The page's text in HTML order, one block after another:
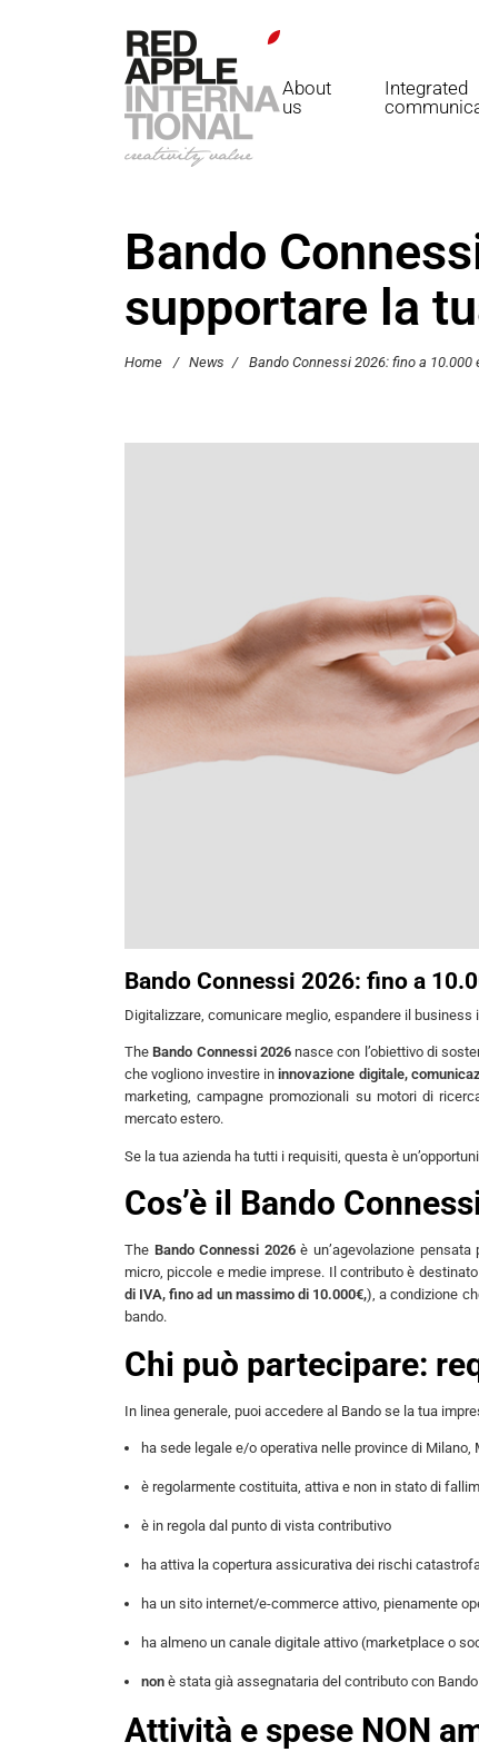
About
us
Integrated
Bando
supportare la
Home / News / Bando Connessi 2026: fino a
Bando Connessi 2026: fino a
Digitalizzare, comunicare meglio, espandere il
TheBando Connessi 2026nasce con l’obiettivo di
che vogliono investire ininnovazione digitale,
marketing, campagne promozionali su motori di
mercato estero.
Se la tua azienda ha tutti i requisiti, questa è
Cos’è il Bando
The Bando Connessi 2026è un’agevolazione
micro, piccole e medie imprese. Il contributo è
di IVA, fino ad un massimo di 10.000€,), a condizione
bando.
Chi può partecipare:
In linea generale, puoi accedere al Bando se la tua
ha sede legale e/o operativa nelle province di Milano,
è regolarmente costituita, attiva e non in stato di
è in regola dal punto di vista contributivo
ha attiva la copertura assicurativa dei rischi
ha un sito internet/e-commerce attivo, pienamente
ha almeno un canale digitale attivo (marketplace o
non è stata già assegnataria del contributo con
Attività e spese NON